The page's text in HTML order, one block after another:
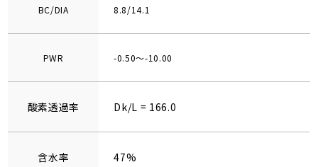
BC/DIA 8.8/14.1
PWR -0.50～-10.00
酸素透過率 Dk/L = 166.0
含水率 47%